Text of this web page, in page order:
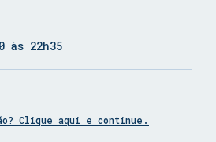
às 22h35
Clique aqui e continue.